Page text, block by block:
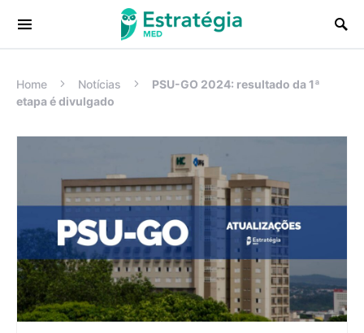
Procurar:
Home Notícias
PSU-GO 2024: resultado da 1ª
etapa é divulgado